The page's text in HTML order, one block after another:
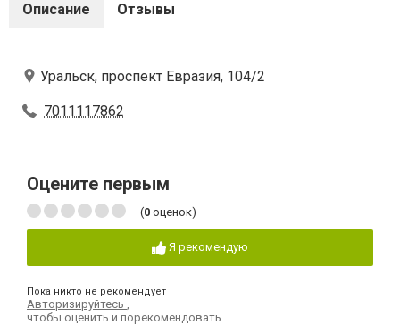
Описание Отзывы
Уральск, проспект Евразия, 104/2
7011117862
Оцените первым
(0 оценок)
Я рекомендую
Пока никто не рекомендует
Авторизируйтесь
чтобы оценить и порекомендовать